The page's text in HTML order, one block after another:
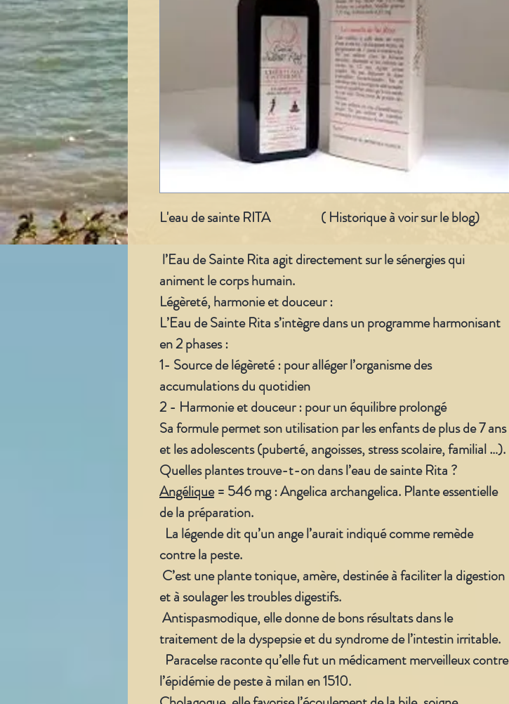
L'eau de sainte RITA ( Historique à voir sur le blog)
l’Eau de Sainte Rita agit directement sur le sénergies qui
animent le corps humain.
Légèreté, harmonie et douceur :
L’Eau de Sainte Rita s’intègre dans un programme harmonisant
en 2 phases :
1- Source de légèreté : pour alléger l’organisme des
accumulations du quotidien
2 - Harmonie et douceur : pour un équilibre prolongé
Sa formule permet son utilisation par les enfants de plus de 7 ans
et les adolescents (puberté, angoisses, stress scolaire, familial …).
Quelles plantes trouve-t-on dans l’eau de sainte Rita ?
Angélique= 546 mg : Angelica archangelica. Plante essentielle
de la préparation.
La légende dit qu’un ange l’aurait indiqué comme remède
contre la peste.
C’est une plante tonique, amère, destinée à faciliter la digestion
et à soulager les troubles digestifs.
Antispasmodique, elle donne de bons résultats dans le
traitement de la dyspepsie et du syndrome de l’intestin irritable.
Paracelse raconte qu’elle fut un médicament merveilleux contre
l’épidémie de peste à milan en 1510.